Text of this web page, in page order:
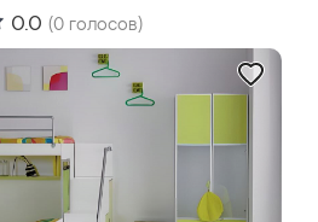
0.0 (0 голосов)